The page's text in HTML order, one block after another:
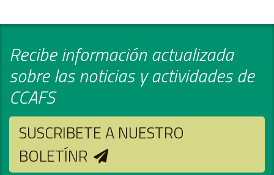
Recibe información actualizada
sobre las noticias y actividades de
CCAFS
SUSCRIBETE A NUESTRO
BOLETÍNR